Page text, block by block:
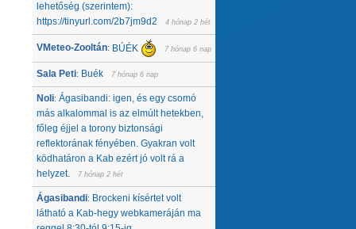
lehetőség (szerintem):
https://tinyurl.com/2b7jm9d2
4 hónap 2 hét
VMeteo-Zooltán: BÚÉK 7 hónap 6 nap
Sala Peti: Buék 7 hónap 6 nap
Noli: Ágasibandi: igen, és egy csomó
más alkalommal is az elmúlt hetekben,
főleg éjjel a torony biztonsági
reflektorának fényében. Gyakran volt
ködhatáron a Kab ezért jó volt rá a
helyzet.
7 hónap 2 hét
Ágasibandi: Brockeni kísértet volt
látható a Kab-hegy webkameráján ma